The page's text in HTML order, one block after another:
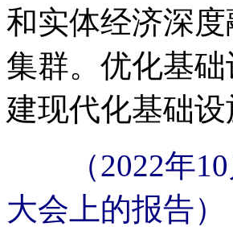
和实体经济深
集群。优化基
建现代化基础设
（2022年
大会上的报告）